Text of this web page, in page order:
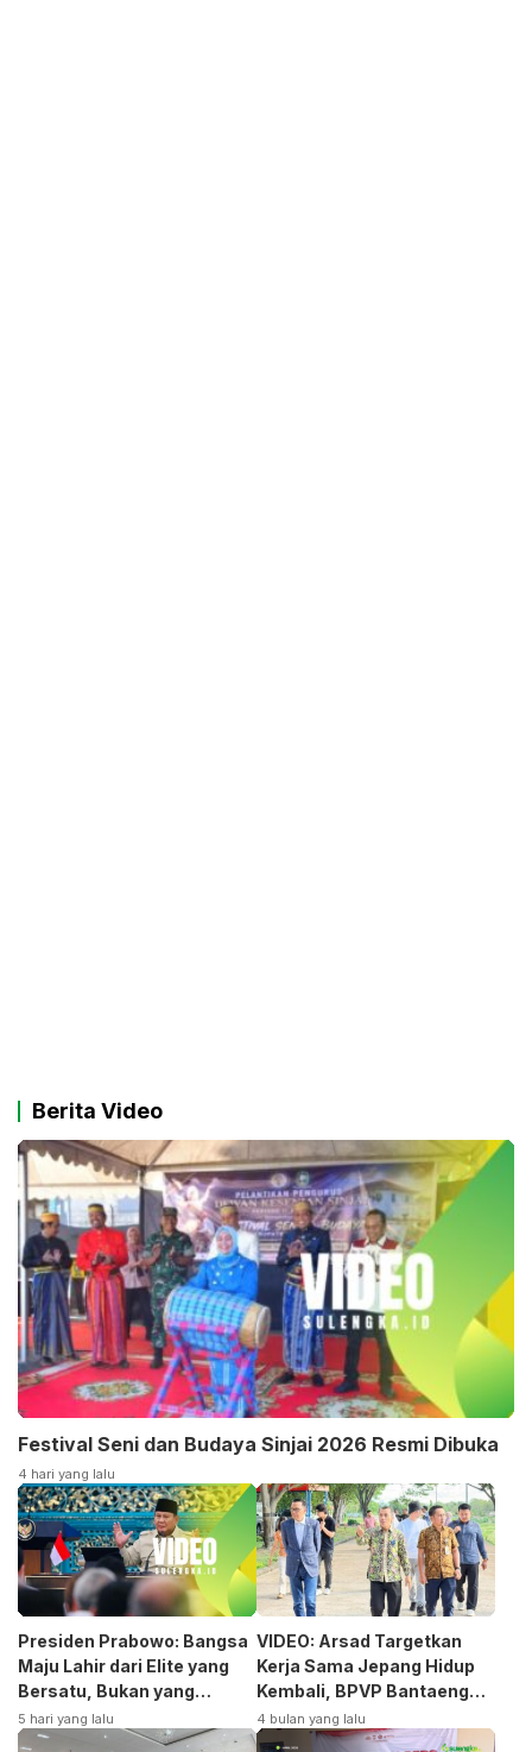
Berita Video
Festival Seni dan Budaya Sinjai 2026 Resmi Dibuka
4 hari yang lalu
Presiden Prabowo: Bangsa
Maju Lahir dari Elite yang
Bersatu, Bukan yang
Terpecah
5 hari yang lalu
VIDEO: Arsad Targetkan
Kerja Sama Jepang Hidup
Kembali, BPVP Bantaeng
Siap Bangkitkan Jurusan
Otomotif
4 bulan yang lalu